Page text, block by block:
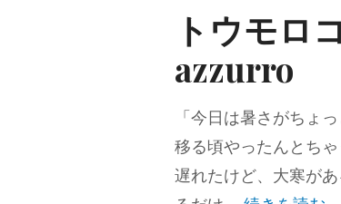
トウモロ
azzurro
「今日は暑さがちょ
移る頃やったんとち
遅れたけど、大寒が